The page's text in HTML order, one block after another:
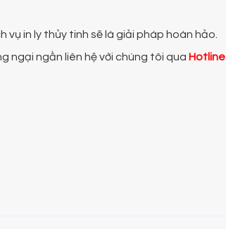
vụ in ly thủy tinh sẽ là giải pháp hoàn hảo.
ngại ngần liên hệ với chúng tôi qua Hotline